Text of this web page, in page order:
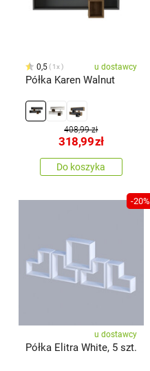
0,5 1x u dostawcy
Półka Karen Walnut
408,99 zł
318,99zł
Do koszyka
-20%
u dostawcy
Półka Elitra White, 5 szt.